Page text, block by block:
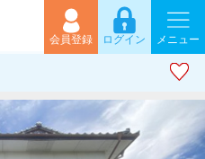
会員登録 ログイン メニュー